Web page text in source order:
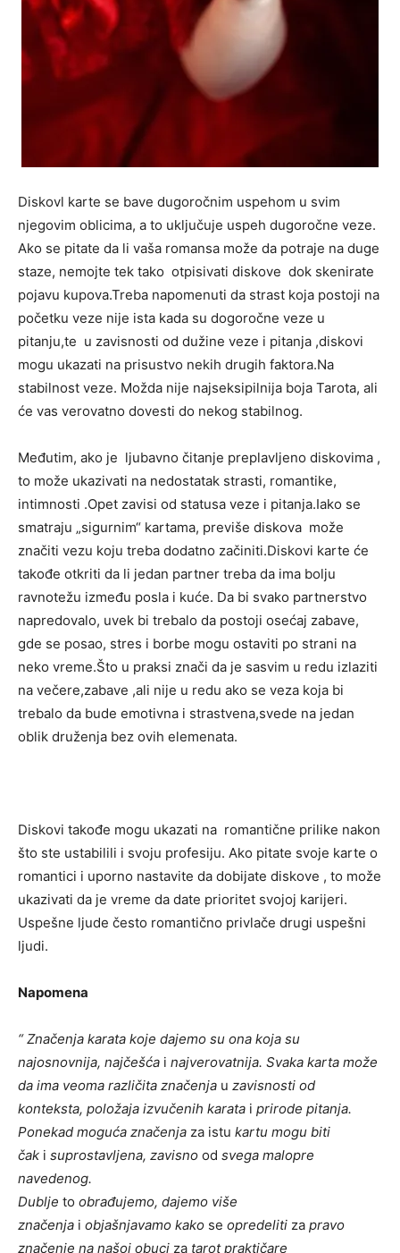
Diskovl karte se bave dugoročnim uspehom u svim
njegovim oblicima, a to uključuje uspeh dugoročne veze.
Ako se pitate da li vaša romansa može da potraje na duge
staze, nemojte tek tako otpisivati diskove dok skenirate
pojavu kupova.Treba napomenuti da strast koja postoji na
početku veze nije ista kada su dogoročne veze u
pitanju,te u zavisnosti od dužine veze i pitanja ,diskovi
mogu ukazati na prisustvo nekih drugih faktora.Na
stabilnost veze. Možda nije najseksipilnija boja Tarota, ali
će vas verovatno dovesti do nekog stabilnog.
Međutim, ako je ljubavno čitanje preplavljeno diskovima ,
to može ukazivati na nedostatak strasti, romantike,
intimnosti .Opet zavisi od statusa veze i pitanja.Iako se
smatraju „sigurnim“ kartama, previše diskova može
značiti vezu koju treba dodatno začiniti.Diskovi karte će
takođe otkriti da li jedan partner treba da ima bolju
ravnotežu između posla i kuće. Da bi svako partnerstvo
napredovalo, uvek bi trebalo da postoji osećaj zabave,
gde se posao, stres i borbe mogu ostaviti po strani na
neko vreme.Što u praksi znači da je sasvim u redu izlaziti
na večere,zabave ,ali nije u redu ako se veza koja bi
trebalo da bude emotivna i strastvena,svede na jedan
oblik druženja bez ovih elemenata.
Diskovi takođe mogu ukazati na romantične prilike nakon
što ste ustabilili i svoju profesiju. Ako pitate svoje karte o
romantici i uporno nastavite da dobijate diskove , to može
ukazivati da je vreme da date prioritet svojoj karijeri.
Uspešne ljude često romantično privlače drugi uspešni
ljudi.
Napomena
“ Značenja karata koje dajemo su ona koja su
najosnovnija, najčešća i najverovatnija. Svaka karta može
da ima veoma različita značenja u zavisnosti od
konteksta, položaja izvučenih karata i prirode pitanja.
Ponekad moguća značenja za istu kartu mogu biti
čak i suprostavljena, zavisno od svega malopre
navedenog.
Dublje to obrađujemo, dajemo više
značenja i objašnjavamo kako se opredeliti za pravo
značenje na našoj obuci za tarot praktičare